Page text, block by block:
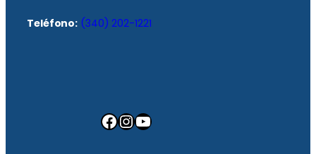
Teléfono: (340) 202-1221
Facebook InstagramYouTube